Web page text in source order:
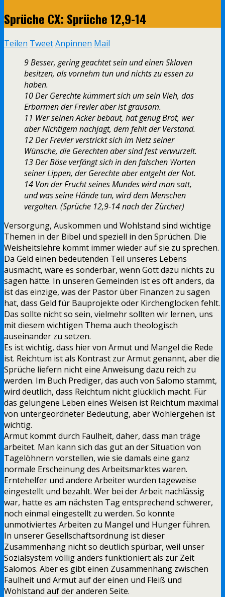
Sprüche CX: Sprüche 12,9-14
Teilen TweetAnpinnen Mail
9 Besser, gering geachtet sein und einen Sklaven
besitzen, als vornehm tun und nichts zu essen zu
haben.
10 Der Gerechte kümmert sich um sein Vieh, das
Erbarmen der Frevler aber ist grausam.
11 Wer seinen Acker bebaut, hat genug Brot, wer
aber Nichtigem nachjagt, dem fehlt der Verstand.
12 Der Frevler verstrickt sich im Netz seiner
Wünsche, die Gerechten aber sind fest verwurzelt.
13 Der Böse verfängt sich in den falschen Worten
seiner Lippen, der Gerechte aber entgeht der Not.
14 Von der Frucht seines Mundes wird man satt,
und was seine Hände tun, wird dem Menschen
vergolten. (Sprüche 12,9-14 nach der Zürcher)
Versorgung, Auskommen und Wohlstand sind wichtige
Themen in der Bibel und speziell in den Sprüchen. Die
Weisheitslehre kommt immer wieder auf sie zu sprechen.
Da Geld einen bedeutenden Teil unseres Lebens
ausmacht, wäre es sonderbar, wenn Gott dazu nichts zu
sagen hätte. In unseren Gemeinden ist es oft anders, da
ist das einzige, was der Pastor über Finanzen zu sagen
hat, dass Geld für Bauprojekte oder Kirchenglocken fehlt.
Das sollte nicht so sein, vielmehr sollten wir lernen, uns
mit diesem wichtigen Thema auch theologisch
auseinander zu setzen.
Es ist wichtig, dass hier von Armut und Mangel die Rede
ist. Reichtum ist als Kontrast zur Armut genannt, aber die
Sprüche liefern nicht eine Anweisung dazu reich zu
werden. Im Buch Prediger, das auch von Salomo stammt,
wird deutlich, dass Reichtum nicht glücklich macht. Für
das gelungene Leben eines Weisen ist Reichtum maximal
von untergeordneter Bedeutung, aber Wohlergehen ist
wichtig.
Armut kommt durch Faulheit, daher, dass man träge
arbeitet. Man kann sich das gut an der Situation von
Tagelöhnern vorstellen, wie sie damals eine ganz
normale Erscheinung des Arbeitsmarktes waren.
Erntehelfer und andere Arbeiter wurden tageweise
eingestellt und bezahlt. Wer bei der Arbeit nachlässig
war, hatte es am nächsten Tag entsprechend schwerer,
noch einmal eingestellt zu werden. So konnte
unmotiviertes Arbeiten zu Mangel und Hunger führen.
In unserer Gesellschaftsordnung ist dieser
Zusammenhang nicht so deutlich spürbar, weil unser
Sozialsystem völlig anders funktioniert als zur Zeit
Salomos. Aber es gibt einen Zusammenhang zwischen
Faulheit und Armut auf der einen und Fleiß und
Wohlstand auf der anderen Seite.